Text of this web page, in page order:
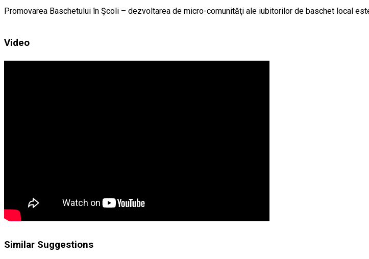
Promovarea Baschetului în Şcoli – dezvoltarea de micro-comunităţi ale iubitorilor de baschet local
Video
Similar Suggestions